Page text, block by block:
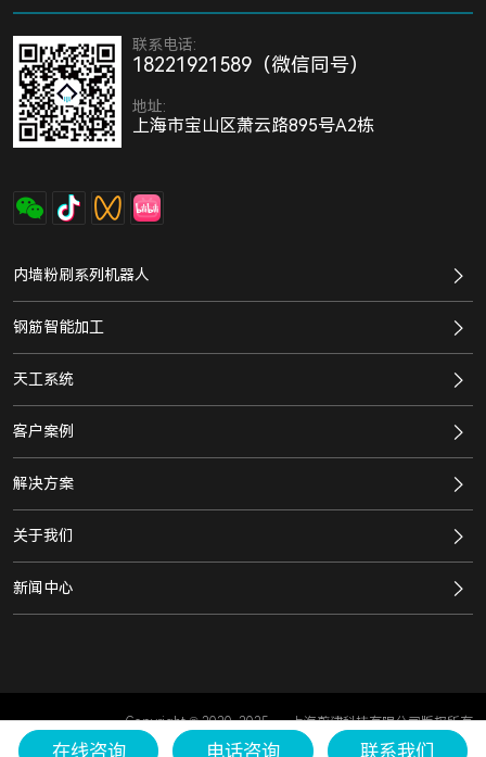
联系电话:
18221921589（微信同号）
地址:
上海市宝山区萧云路895号A2栋
内墙粉刷系列机器人
钢筋智能加工
天工系统
客户案例
解决方案
关于我们
新闻中心
Copyright © 2020-2025
上海蔚建科技有限公司版权所有
沪ICP备2021020719号
沪公网安备 31011302006679号
在线咨询 电话咨询 联系我们